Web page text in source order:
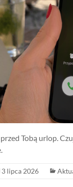
Tobą urlop.
3 lipca 2026